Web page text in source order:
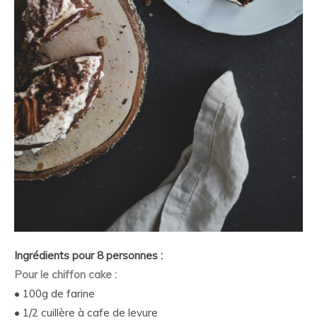
Ingrédients pour 8 personnes :
Pour le chiffon cake :
• 100g de farine
• 1/2 cuillère à cafe de levure